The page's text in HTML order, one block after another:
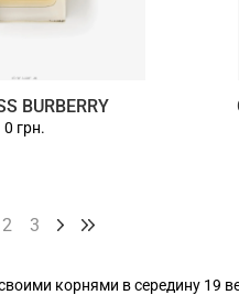
BURBERRY
0 грн.
2 3
корнями в середину 19